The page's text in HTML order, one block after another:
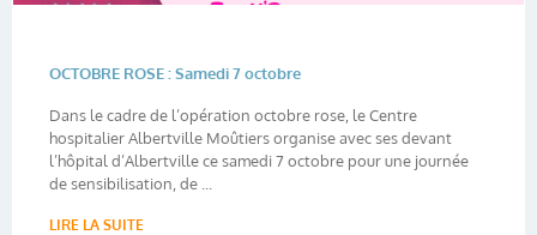
OCTOBRE ROSE : Samedi 7 octobre
Dans le cadre de l’opération octobre rose, le Centre
hospitalier Albertville Moûtiers organise avec ses devant
l’hôpital d’Albertville ce samedi 7 octobre pour une journée
de sensibilisation, de ...
LIRE LA SUITE